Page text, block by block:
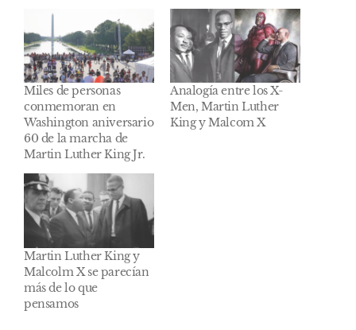
Miles de personas
conmemoran en
Washington aniversario
60 de la marcha de
Martin Luther King Jr.
Analogía entre los X-
Men, Martin Luther
King y Malcom X
Martin Luther King y
Malcolm X se parecían
más de lo que
pensamos